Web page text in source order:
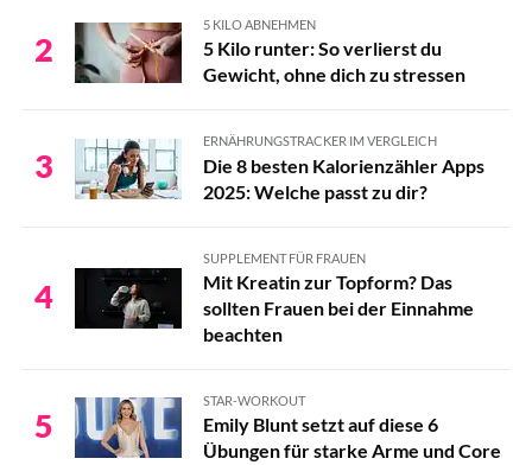
2
5 KILO ABNEHMEN
5 Kilo runter: So verlierst du
Gewicht, ohne dich zu stressen
3
ERNÄHRUNGSTRACKER IM VERGLEICH
Die 8 besten Kalorienzähler Apps
2025: Welche passt zu dir?
4
SUPPLEMENT FÜR FRAUEN
Mit Kreatin zur Topform? Das
sollten Frauen bei der Einnahme
beachten
5
STAR-WORKOUT
Emily Blunt setzt auf diese 6
Übungen für starke Arme und Core